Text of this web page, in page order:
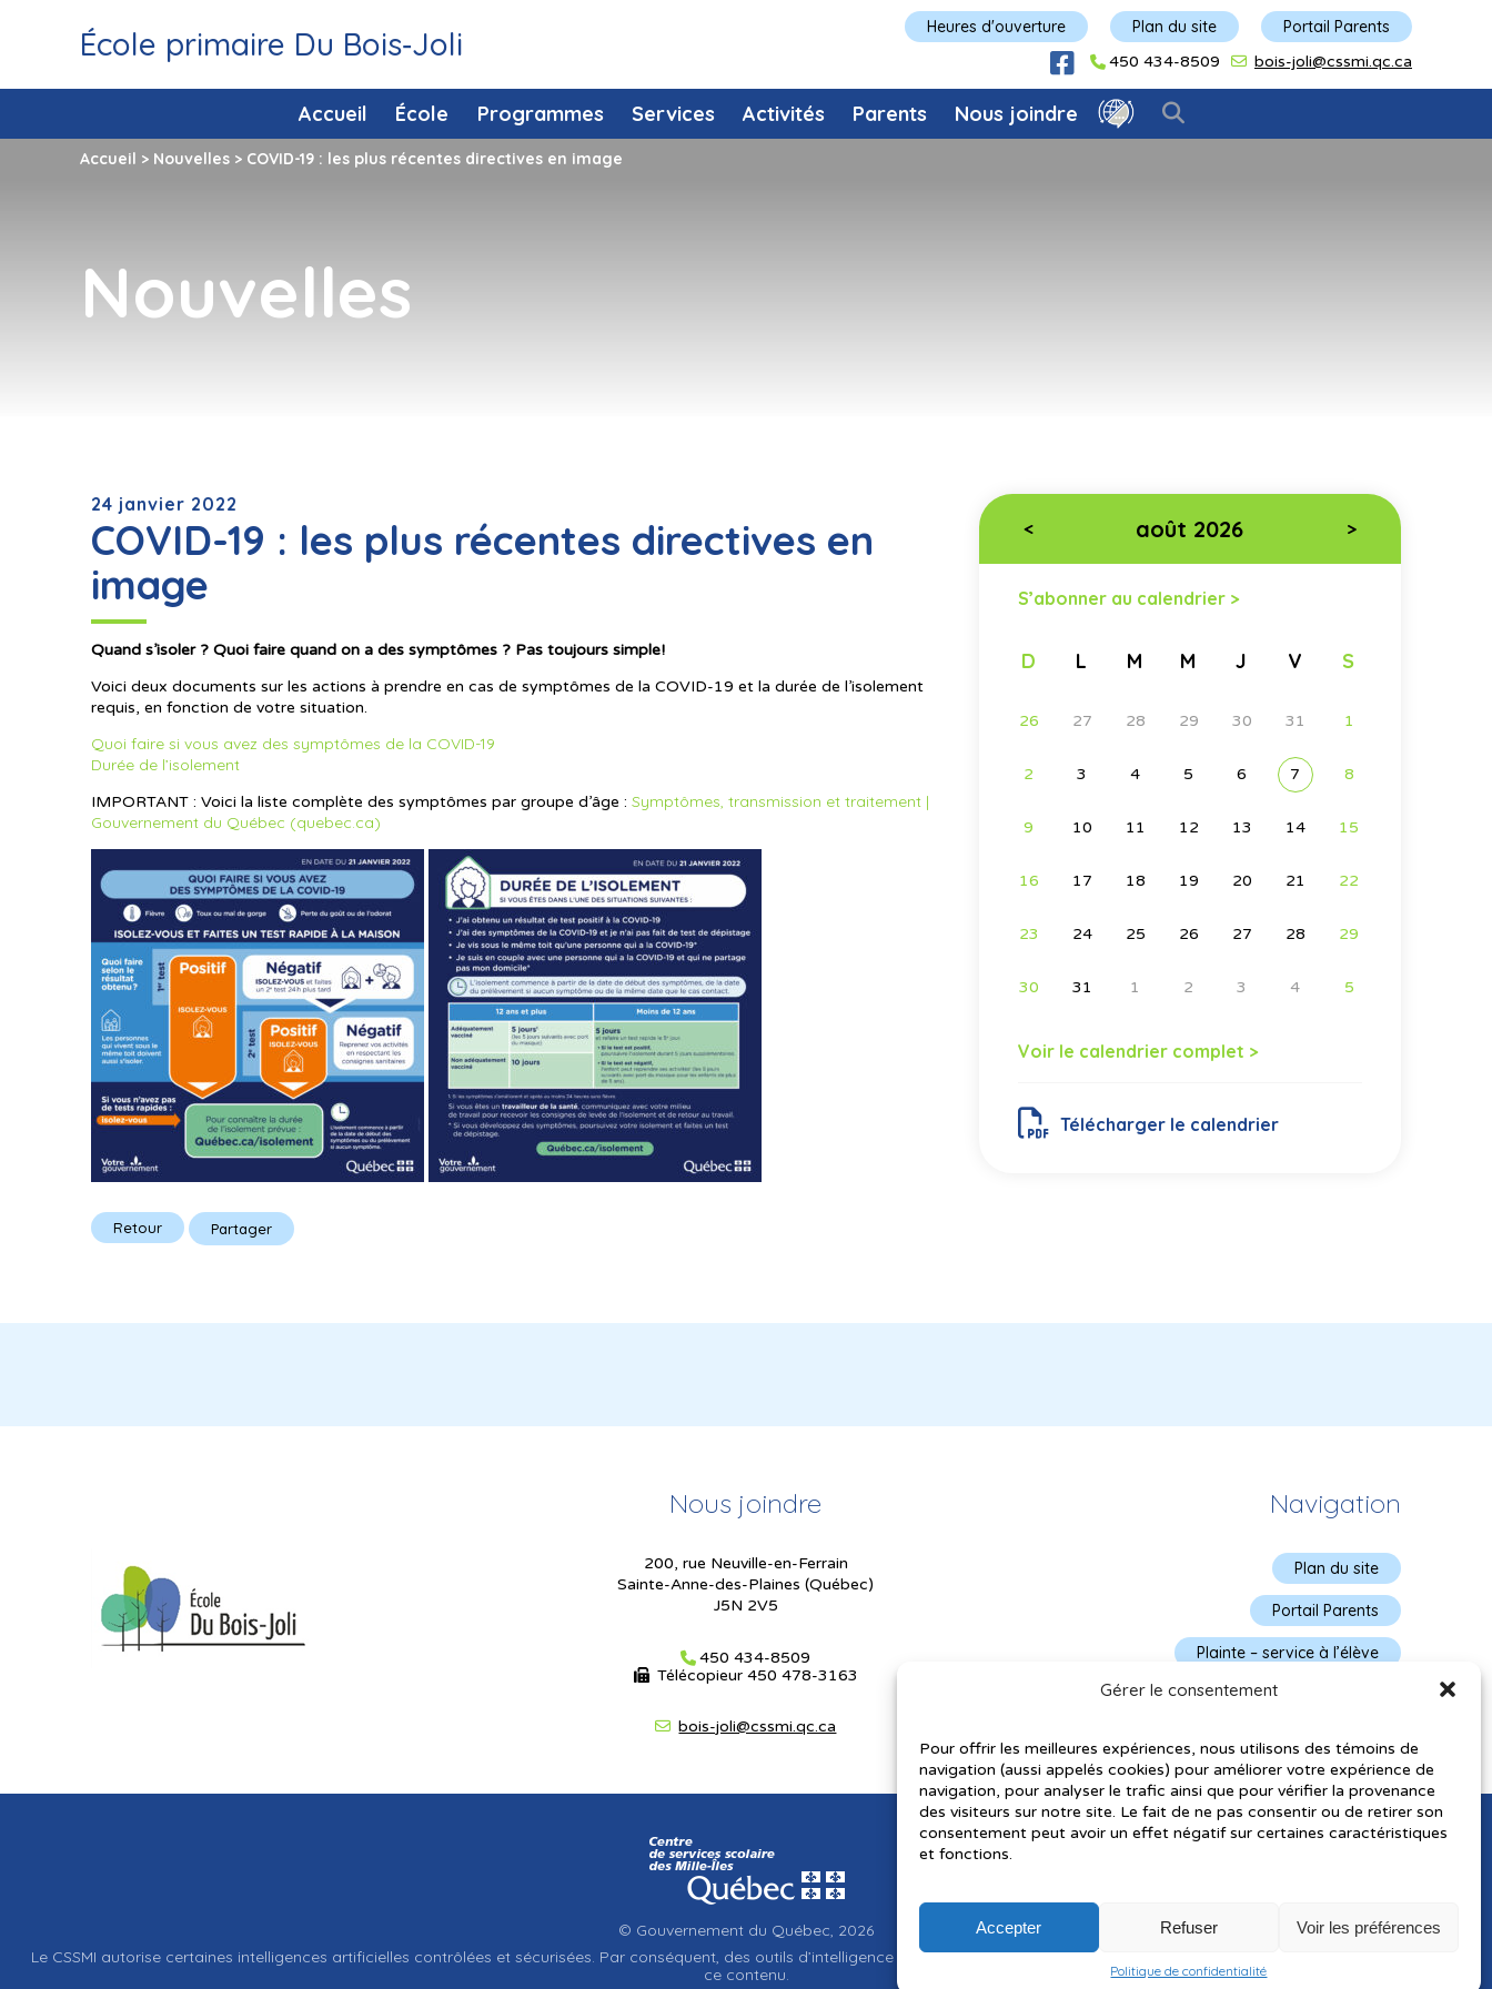
Gérer le consentement
Pour offrir les meilleures expériences, nous utilisons des témoins de
navigation (aussi appelés cookies) pour améliorer votre expérience de
navigation, pour analyser le trafic ainsi que pour vérifier la provenance
des visiteurs sur notre site. Le fait de ne pas consentir ou de retirer son
consentement peut avoir un effet négatif sur certaines caractéristiques
et fonctions.
Accepter Refuser Voir les préférences
Politique de confidentialité
École primaire Du Bois‑Joli Plan du site Portail Parents
Heures d'ouverture
450 434-8509 bois-joli@cssmi.qc.ca
Accueil École Programmes Services Activités Parents Nous joindre
Accueil > Nouvelles > COVID-19 : les plus récentes directives en image
Nouvelles
24 janvier 2022
COVID-19 : les plus récentes directives en
image
Quand s’isoler ? Quoi faire quand on a des symptômes ? Pas toujours simple!
Voici deux documents sur les actions à prendre en cas de symptômes de la COVID-19 et la durée de l’isolement
requis, en fonction de votre situation.
Quoi faire si vous avez des symptômes de la COVID-19
Durée de l’isolement
IMPORTANT : Voici la liste complète des symptômes par groupe d’âge : Symptômes, transmission et traitement |
Gouvernement du Québec (quebec.ca)
Retour Partager
< août 2026 >
S’abonner au calendrier >
D L M M J V S
26 27 28 29 30 31 1
2 3 4 5 6 7 8
9 10 11 12 13 14 15
16 17 18 19 20 21 22
23 24 25 26 27 28 29
30 31 1 2 3 4 5
Voir le calendrier complet >
Télécharger le calendrier
Nous joindre
200, rue Neuville-en-Ferrain
Sainte-Anne-des-Plaines (Québec)
J5N 2V5
450 434-8509
Télécopieur 450 478-3163
bois-joli@cssmi.qc.ca
Navigation
Plan du site
Portail Parents
Plainte – service à l’élève
Politique de confidentialité
© Gouvernement du Québec, 2026
Le CSSMI autorise certaines intelligences artificielles contrôlées et sécurisées. Par conséquent, des outils d’intelligence artificielle autorisés pourraient avoir été utilisés pour soutenir la rédaction de
ce contenu.